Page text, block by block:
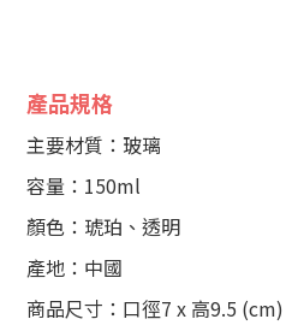
產品規格
主要材質：玻璃
容量：150ml
顏色：琥珀、透明
產地：中國
商品尺寸：口徑7 x 高9.5 (cm)